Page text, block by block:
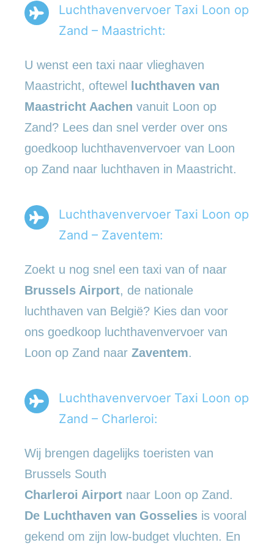
Luchthavenvervoer Taxi Loon op
Zand – Maastricht:
U wenst een taxi naar vlieghaven
Maastricht, oftewel
luchthaven van
Maastricht Aachen vanuit Loon op
Zand? Lees dan snel verder over ons
goedkoop luchthavenvervoer van Loon
op Zand naar luchthaven in Maastricht.
Luchthavenvervoer Taxi Loon op
Zand – Zaventem:
Zoekt u nog snel een taxi van of naar
Brussels Airport, de nationale
luchthaven van België? Kies dan voor
ons goedkoop luchthavenvervoer van
Loon op Zand naar Zaventem.
Luchthavenvervoer Taxi Loon op
Zand – Charleroi:
Wij brengen dagelijks toeristen van
Brussels South
Charleroi Airport naar Loon op Zand.
De Luchthaven van Gosselies is vooral
gekend om zijn low-budget vluchten. En